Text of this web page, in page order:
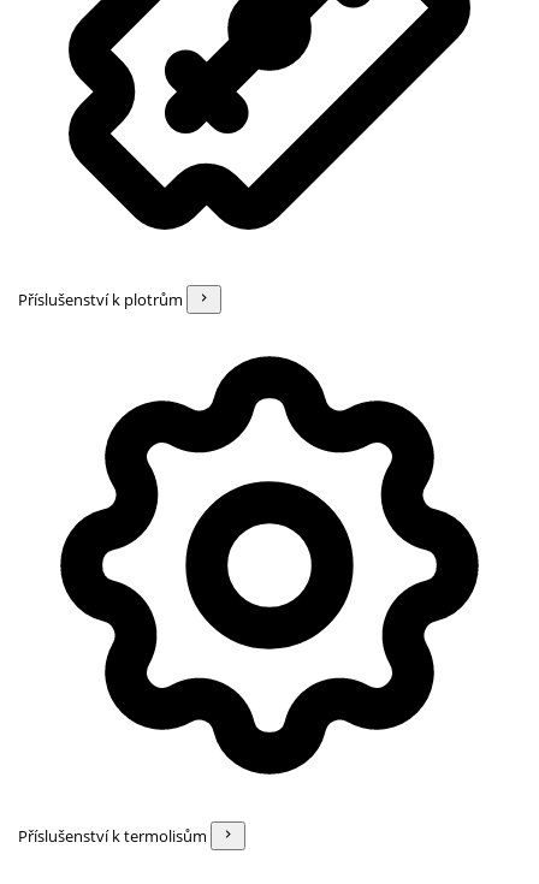
Příslušenství k plotrům
Příslušenství k termolisům